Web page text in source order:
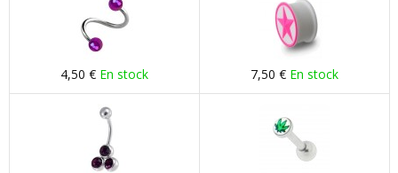
4,50 € En stock 7,50 € En stock